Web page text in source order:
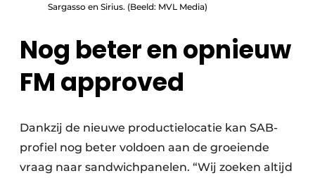
Sargasso en Sirius. (Beeld: MVL Media)
Nog beter en opnieuw
FM approved
Dankzij de nieuwe productielocatie kan SAB-
profiel nog beter voldoen aan de groeiende
vraag naar sandwichpanelen. “Wij zoeken altijd